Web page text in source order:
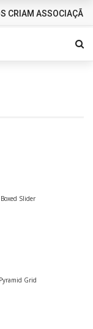
CRIAM
Boxed Slider
Pyramid Grid